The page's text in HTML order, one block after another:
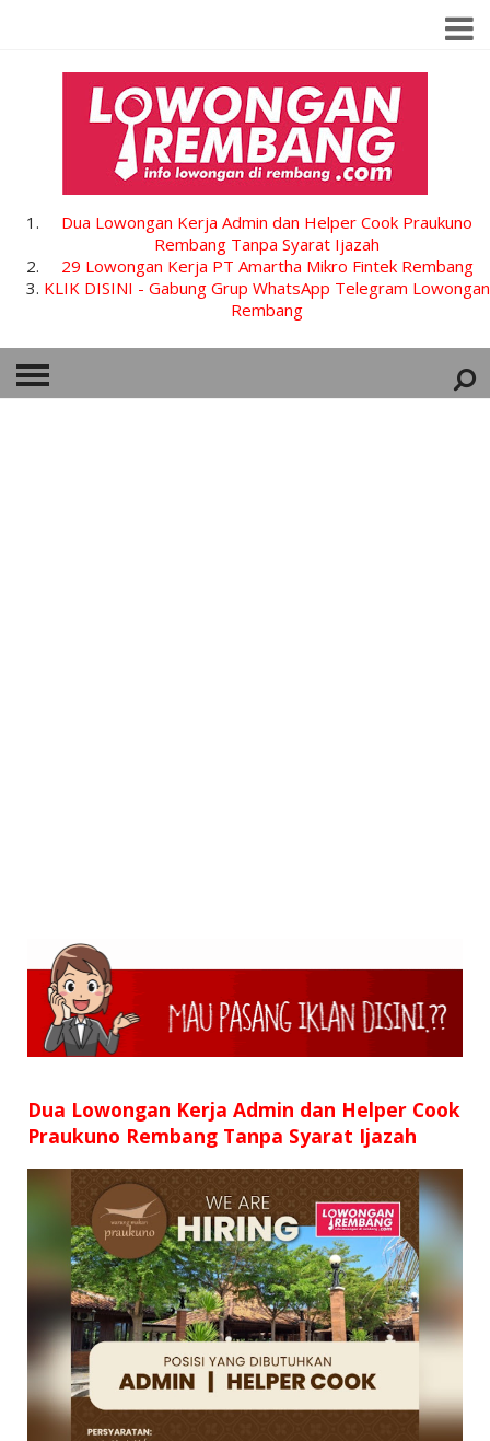
Dua Lowongan Kerja Admin dan Helper Cook Praukuno
Rembang Tanpa Syarat Ijazah
29 Lowongan Kerja PT Amartha Mikro Fintek Rembang
KLIK DISINI - Gabung Grup WhatsApp Telegram Lowongan
Rembang
Dua Lowongan Kerja Admin dan Helper Cook
Praukuno Rembang Tanpa Syarat Ijazah